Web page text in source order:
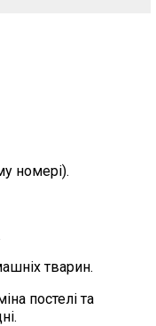
номері).
тварин.
постелі та